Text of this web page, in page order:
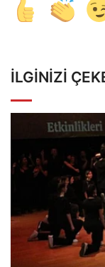
İLGINIZI